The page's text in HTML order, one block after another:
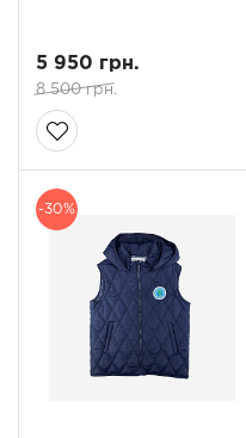
5 950 грн.
8 500 грн.
-30%